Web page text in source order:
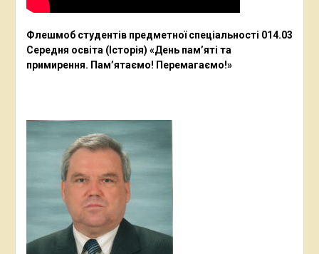
Флешмоб студентів предметної спеціальності 014.03
Середня освіта (Історія) «День пам’яті та
примирення. Пам’ятаємо! Перемагаємо!»